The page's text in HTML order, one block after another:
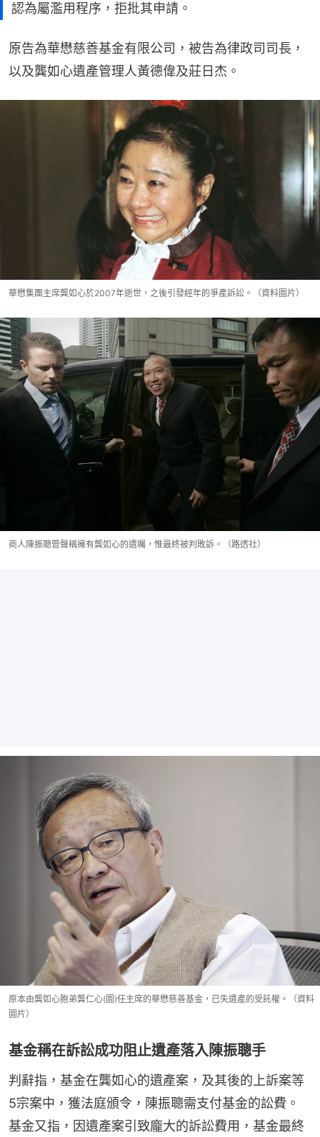
認為屬濫用程序，拒批其申請。
原告為華懋慈善基金有限公司，被告為律政司司長，
以及龔如心遺產管理人黃德偉及莊日杰。
華懋集團主席龔如心於2007年逝世，之後引發經年的爭產訴訟。（資料圖片）
商人陳振聰曾聲稱擁有龔如心的遺囑，惟最終被判敗訴。（路透社）
原本由龔如心胞弟龔仁心(圖)任主席的華懋慈善基金，已失遺產的受託權。（資料
圖片）
基金稱在訴訟成功阻止遺產落入陳振聰手
判辭指，基金在龔如心的遺產案，及其後的上訴案等
5宗案中，獲法庭頒令，陳振聰需支付基金的訟費。
基金又指，因遺產案引致龐大的訴訟費用，基金最終